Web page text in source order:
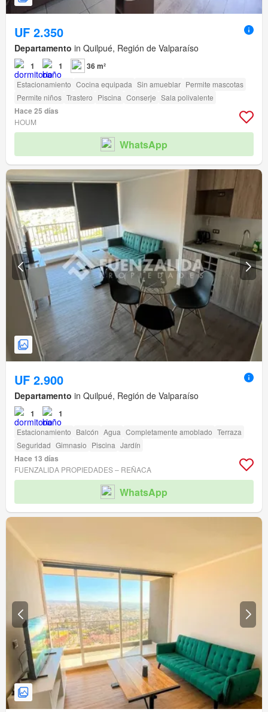
UF 2.350
Departamento in Quilpué, Región de Valparaíso
1 1 36 m²
Estacionamiento Cocina equipada Sin amueblar Permite mascotas
Permite niños Trastero Piscina Conserje Sala polivalente
Hace 25 días
HOUM
WhatsApp
UF 2.900
Departamento in Quilpué, Región de Valparaíso
1 1
Estacionamiento Balcón Agua Completamente amoblado Terraza
Seguridad Gimnasio Piscina Jardín
Hace 13 días
FUENZALIDA PROPIEDADES – REÑACA
WhatsApp